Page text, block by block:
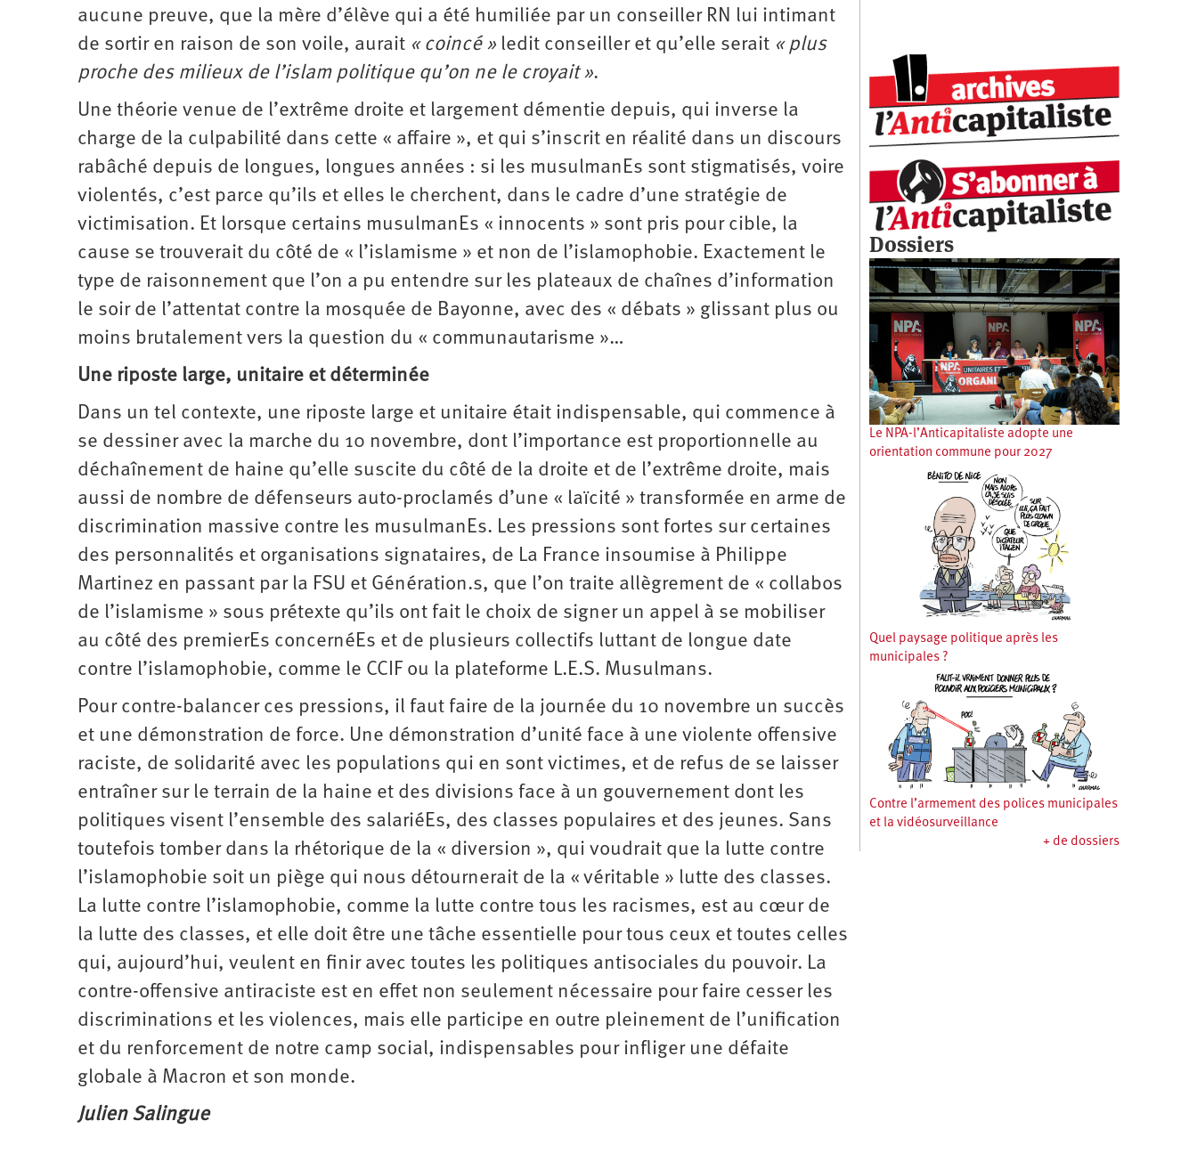
aucune preuve, que la mère d’élève qui a été humiliée par un conseiller RN lui intimant
de sortir en raison de son voile, aurait « coincé » ledit conseiller et qu’elle serait « plus
proche des milieux de l’islam politique qu’on ne le croyait ».
Une théorie venue de l’extrême droite et largement démentie depuis, qui inverse la
charge de la culpabilité dans cette « affaire », et qui s’inscrit en réalité dans un discours
rabâché depuis de longues, longues années : si les musulmanEs sont stigmatisés, voire
violentés, c’est parce qu’ils et elles le cherchent, dans le cadre d’une stratégie de
victimisation. Et lorsque certains musulmanEs « innocents » sont pris pour cible, la
cause se trouverait du côté de « l’islamisme » et non de l’islamophobie. Exactement le
type de raisonnement que l’on a pu entendre sur les plateaux de chaînes d’information
le soir de l’attentat contre la mosquée de Bayonne, avec des « débats » glissant plus ou
moins brutalement vers la question du « communautarisme »…
Une riposte large, unitaire et déterminée
Dans un tel contexte, une riposte large et unitaire était indispensable, qui commence à
se dessiner avec la marche du 10 novembre, dont l’importance est proportionnelle au
déchaînement de haine qu’elle suscite du côté de la droite et de l’extrême droite, mais
aussi de nombre de défenseurs auto-­proclamés d’une « laïcité » transformée en arme de
discrimination massive contre les musulmanEs. Les pressions sont fortes sur certaines
des personnalités et organisations signataires, de La France insoumise à Philippe
Martinez en passant par la FSU et Génération.s, que l’on traite allègrement de « collabos
de l’islamisme » sous prétexte qu’ils ont fait le choix de signer un appel à se mobiliser
au côté des premierEs concernéEs et de plusieurs collectifs luttant de longue date
contre l’islamophobie, comme le CCIF ou la plateforme L.E.S. Musulmans.
Pour contre-balancer ces pressions, il faut faire de la journée du 10 novembre un succès
et une démonstration de force. Une démonstration d’unité face à une violente offensive
raciste, de solidarité avec les populations qui en sont victimes, et de refus de se laisser
entraîner sur le terrain de la haine et des divisions face à un gouvernement dont les
politiques visent l’ensemble des salariéEs, des classes populaires et des jeunes. Sans
toutefois tomber dans la rhétorique de la « diversion », qui voudrait que la lutte contre
l’islamophobie soit un piège qui nous détournerait de la « véritable » lutte des classes.
La lutte contre l’islamophobie, comme la lutte contre tous les racismes, est au cœur de
la lutte des classes, et elle doit être une tâche essentielle pour tous ceux et toutes celles
qui, aujourd’hui, veulent en finir avec toutes les politiques antisociales du pouvoir. La
contre-offensive antiraciste est en effet non seulement nécessaire pour faire cesser les
discriminations et les violences, mais elle participe en outre pleinement de l’unification
et du renforcement de notre camp social, indispensables pour infliger une défaite
globale à Macron et son monde.
Julien Salingue
Dossiers
Le NPA-l’Anticapitaliste adopte une
orientation commune pour 2027
Quel paysage politique après les
municipales ?
Contre l’armement des polices municipales
et la vidéosurveillance
+ de dossiers